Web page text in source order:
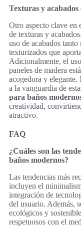
Texturas y acabados
Otro aspecto clave en
de texturas y
uso de acabados
texturizados que
Adicionalmente, el
paneles de madera
acogedora y elegante.
a la vanguardia de
para baños
creatividad,
atractivo.
FAQ
¿Cuáles son las
baños modernos?
Las tendencias más
incluyen el
integración de
del usuario. Además,
ecológicos y
respetuosos con el